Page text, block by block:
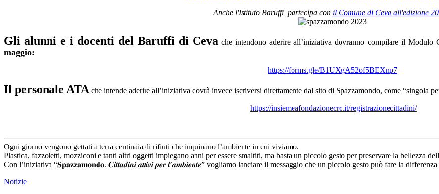
Anche l'Istituto Baruffi partecipa con il Comune di Ceva all'edizione
Gli alunni e i docenti del Baruffi di Ceva che intendono aderire all’iniziativa dovranno compilare il Modulo
maggio:
https://forms.gle/B1UXgA52of5BEXnp7
Il personale ATA che intende aderire all’iniziativa dovrà invece iscriversi direttamente dal sito di Spazzamondo, come “singola
https://insiemeafondazionecrc.it/registrazionecittadini/
Ogni giorno vengono gettati a terra centinaia di rifiuti che inquinano l’ambiente in cui viviamo.
Plastica, fazzoletti, mozziconi e tanti altri oggetti impiegano anni per essere smaltiti, ma basta un piccolo gesto per preservare la bellezza
Con l’iniziativa “𝐒𝐩𝐚𝐳𝐳𝐚𝐦𝐨𝐧𝐝𝐨. 𝑪𝒊𝒕𝒕𝒂𝒅𝒊𝒏𝒊 𝒂𝒕𝒕𝒊𝒗𝒊 𝒑𝒆𝒓 𝒍’𝒂𝒎𝒃𝒊𝒆𝒏𝒕𝒆” vogliamo lanciare il messaggio che un piccolo gesto può fare la
Notizie